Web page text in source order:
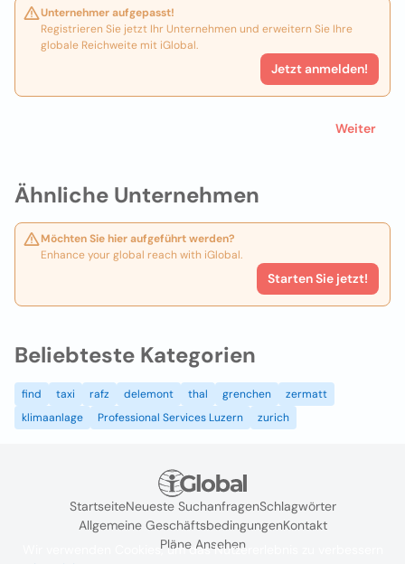
Ähnliche Unternehmen
Möchten Sie hier aufgeführt werden?
Enhance your global reach with iGlobal.
Starten Sie jetzt!
Unternehmer aufgepasst!
Registrieren Sie jetzt Ihr Unternehmen und erweitern Sie Ihre
globale Reichweite mit iGlobal.
Jetzt anmelden!
Weiter
Beliebteste Kategorien
find taxi rafz delemont thal grenchen
zermatt
klimaanlage
Professional Services Luzern zurich
StartseiteNeueste SuchanfragenSchlagwörter
Allgemeine GeschäftsbedingungenKontakt
Pläne Ansehen
Wir verwenden Cookies, um das Nutzererlebnis zu verbessern